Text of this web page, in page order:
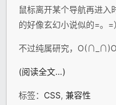
鼠标离开某个导航再进入
的好像玄幻小说似的=。=
不过纯属研究，
(阅读全文…)
标签： CSS, 兼容性